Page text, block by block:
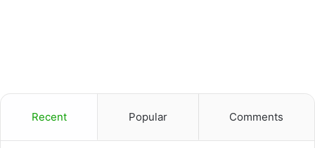
Recent Popular Comments